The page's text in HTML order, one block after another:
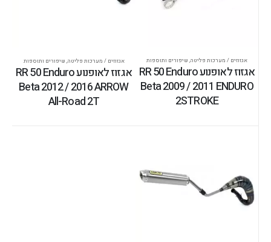
אגזוזים / מערכות פליטה, שיפורים ותוספות
אגזוז לאופנוע RR 50 Enduro
Beta 2009 / 2011 ENDURO
2STROKE
אגזוזים / מערכות פליטה, שיפורים ותוספות
אגזוז לאופנוע RR 50 Enduro
Beta 2012 / 2016 ARROW
All-Road 2T